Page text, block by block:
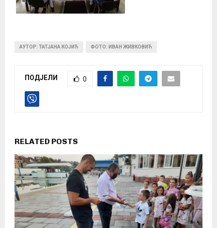
АУТОР: ТАТЈАНА КОЈИЋ ФОТО: ИВАН ЖИВКОВИЋ
ПОДЈЕЛИ 0
RELATED POSTS